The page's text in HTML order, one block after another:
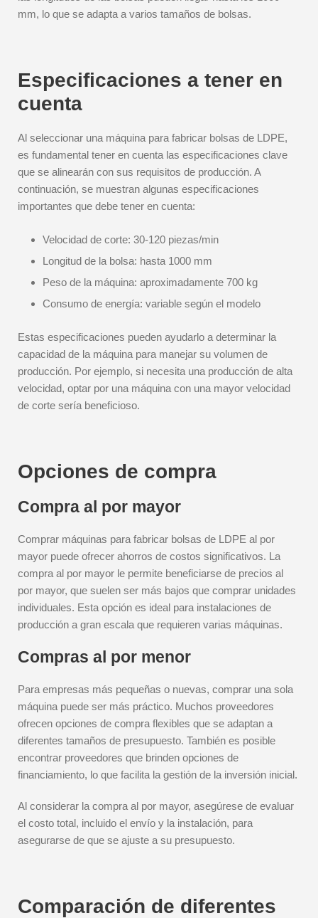
mm, lo que se adapta a varios tamaños de bolsas.
Especificaciones a tener en
cuenta
Al seleccionar una máquina para fabricar bolsas de LDPE,
es fundamental tener en cuenta las especificaciones clave
que se alinearán con sus requisitos de producción. A
continuación, se muestran algunas especificaciones
importantes que debe tener en cuenta:
Velocidad de corte: 30-120 piezas/min
Longitud de la bolsa: hasta 1000 mm
Peso de la máquina: aproximadamente 700 kg
Consumo de energía: variable según el modelo
Estas especificaciones pueden ayudarlo a determinar la
capacidad de la máquina para manejar su volumen de
producción. Por ejemplo, si necesita una producción de alta
velocidad, optar por una máquina con una mayor velocidad
de corte sería beneficioso.
Opciones de compra
Compra al por mayor
Comprar máquinas para fabricar bolsas de LDPE al por
mayor puede ofrecer ahorros de costos significativos. La
compra al por mayor le permite beneficiarse de precios al
por mayor, que suelen ser más bajos que comprar unidades
individuales. Esta opción es ideal para instalaciones de
producción a gran escala que requieren varias máquinas.
Compras al por menor
Para empresas más pequeñas o nuevas, comprar una sola
máquina puede ser más práctico. Muchos proveedores
ofrecen opciones de compra flexibles que se adaptan a
diferentes tamaños de presupuesto. También es posible
encontrar proveedores que brinden opciones de
financiamiento, lo que facilita la gestión de la inversión inicial.
Al considerar la compra al por mayor, asegúrese de evaluar
el costo total, incluido el envío y la instalación, para
asegurarse de que se ajuste a su presupuesto.
Comparación de diferentes